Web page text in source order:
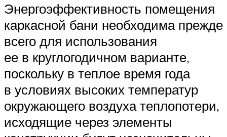
Энергоэффективность помещения
каркасной бани необходима прежде
всего для использования
ее в круглогодичном варианте,
поскольку в теплое время года
в условиях высоких температур
окружающего воздуха теплопотери,
исходящие через элементы